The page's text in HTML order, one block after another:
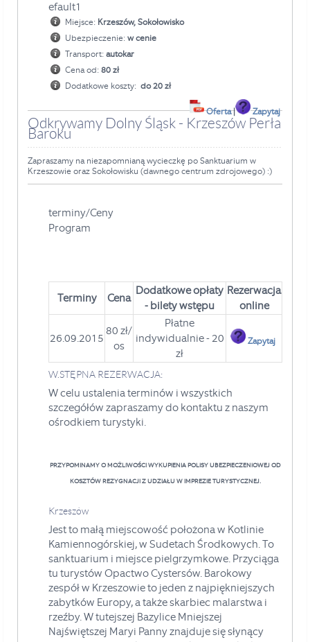
Miejsce: Krzeszów, Sokołowisko
Ubezpieczenie:w cenie
Transport:autokar
Cena od:80 zł
Dodatkowe koszty: do 20 zł
Oferta| Zapytaj
Odkrywamy Dolny Śląsk - Krzeszów Perła
Baroku
Zapraszamy na niezapomnianą wycieczkę po Sanktuarium w
Krzeszowie oraz Sokołowisku (dawnego centrum zdrojowego) :)
terminy/Ceny
Program
Terminy Cena
Dodatkoweopłaty
- bilety wstępu
Rezerwacja
online
26.09.2015
80 zł/
os
Płatne
indywidualnie - 20
zł
Zapytaj
W.STĘPNA REZERWACJA:
W celu ustalenia terminów i wszystkich
szczegółów zapraszamy do kontaktu z naszym
ośrodkiem turystyki.
PRZYPOMINAMY O MOŻLIWOŚCI WYKUPIENIA POLISY UBEZPIECZENIOWEJ OD
KOSZTÓW REZYGNACJI Z UDZIAŁU W IMPREZIE TURYSTYCZNEJ.
Krzeszów
Jest to małą miejscowość położona w Kotlinie
Kamiennogórskiej, w Sudetach Środkowych. To
sanktuarium i miejsce pielgrzymkowe. Przyciąga
tu turystów Opactwo Cystersów. Barokowy
zespół w Krzeszowie to jeden z najpiękniejszych
zabytków Europy, a także skarbiec malarstwa i
rzeźby. W tutejszej Bazylice Mniejszej
Najświętszej Maryi Panny znajduje się słynący